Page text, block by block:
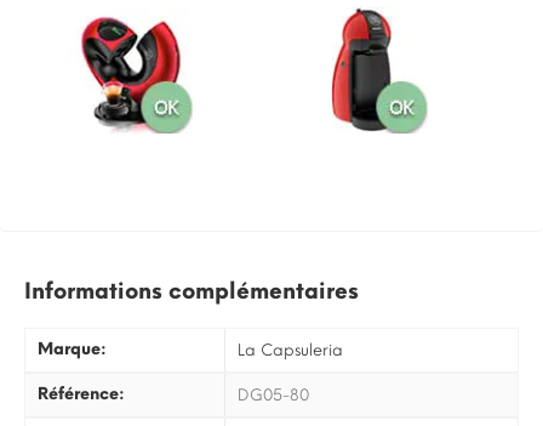
Informations complémentaires
Marque: La Capsuleria
Référence: DG05-80